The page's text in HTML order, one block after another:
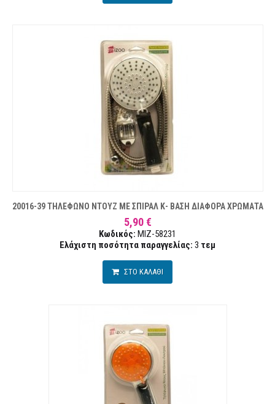
20016-39 ΤΗΛΕΦΩΝΟ ΝΤΟΥΖ ΜΕ ΣΠΙΡΑΛ Κ- ΒΑΣΗ ΔΙΑΦΟΡΑ ΧΡΩΜΑΤΑ
5,90 €
Κωδικός: MIZ-58231
Ελάχιστη ποσότητα παραγγελίας: 3 τεμ
ΣΤΟ ΚΑΛΑΘΙ